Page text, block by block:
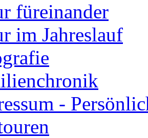
füreinander
im Jahreslauf
-